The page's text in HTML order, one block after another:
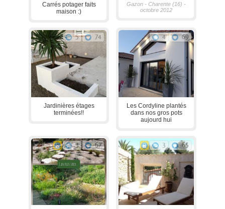
Carrés potager faits
maison :)
Gazon - Charente (16) -
octobre 2012
5 74
Jardinières étages
terminées!!
4 69
Les Cordyline plantés
dans nos gros pots
aujourd hui
3 67 3 65